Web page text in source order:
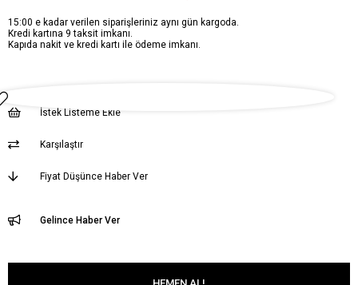
15:00 e kadar verilen siparişleriniz aynı gün kargoda.
Kredi kartına 9 taksit imkanı.
Kapıda nakit ve kredi kartı ile ödeme imkanı.
İstek Listeme Ekle
Karşılaştır
Fiyat Düşünce Haber Ver
Gelince Haber Ver